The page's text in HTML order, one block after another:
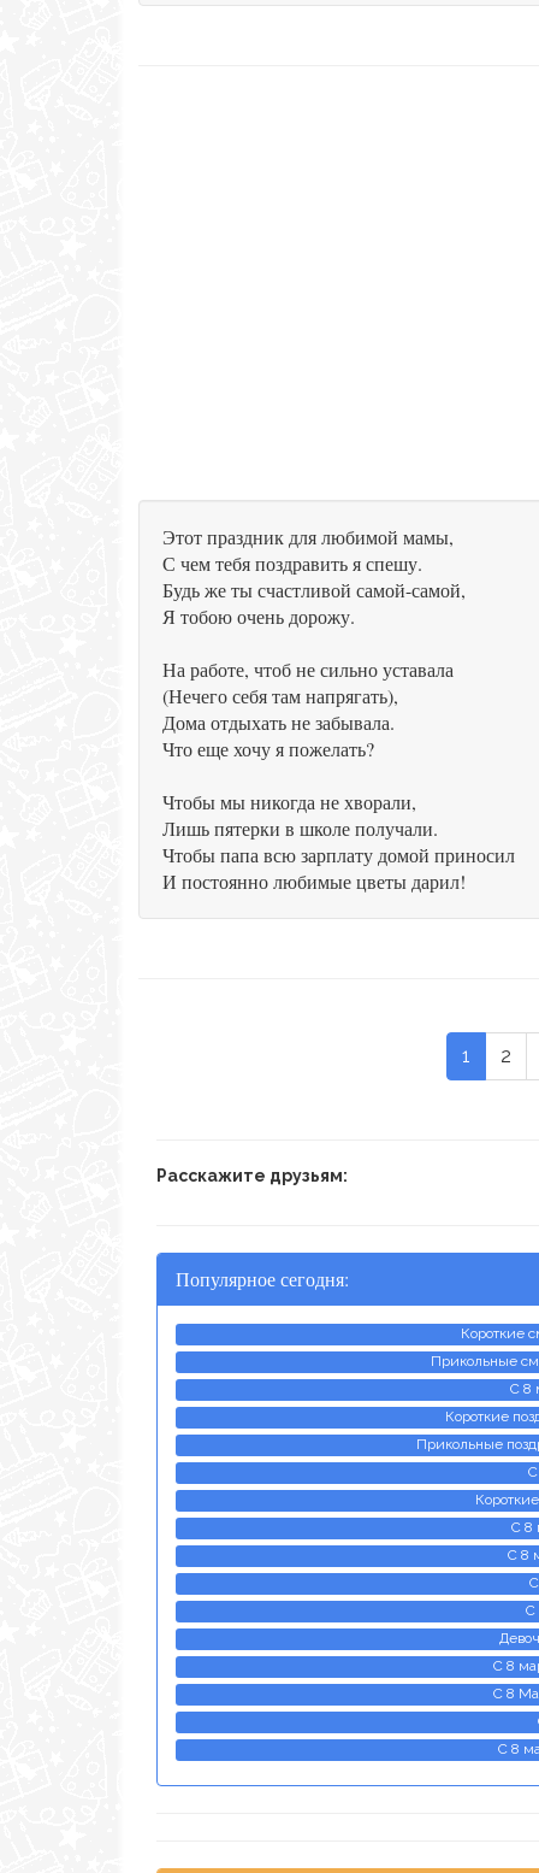
Этот праздник для любимой мамы,
С чем тебя поздравить я спешу.
Будь же ты счастливой самой-самой,
Я тобою очень дорожу.
На работе, чтоб не сильно уставала
(Нечего себя там напрягать),
Дома отдыхать не забывала.
Что еще хочу я пожелать?
Чтобы мы никогда не хворали,
Лишь пятерки в школе получали.
Чтобы папа всю зарплату домой приносил
И постоянно любимые цветы дарил!
1 2
Расскажите друзьям:
Популярное сегодня:
Короткие
Прикольные
С 8
Короткие
Прикольные
С
С 8
С 8
С
С 8
С 8
С 8